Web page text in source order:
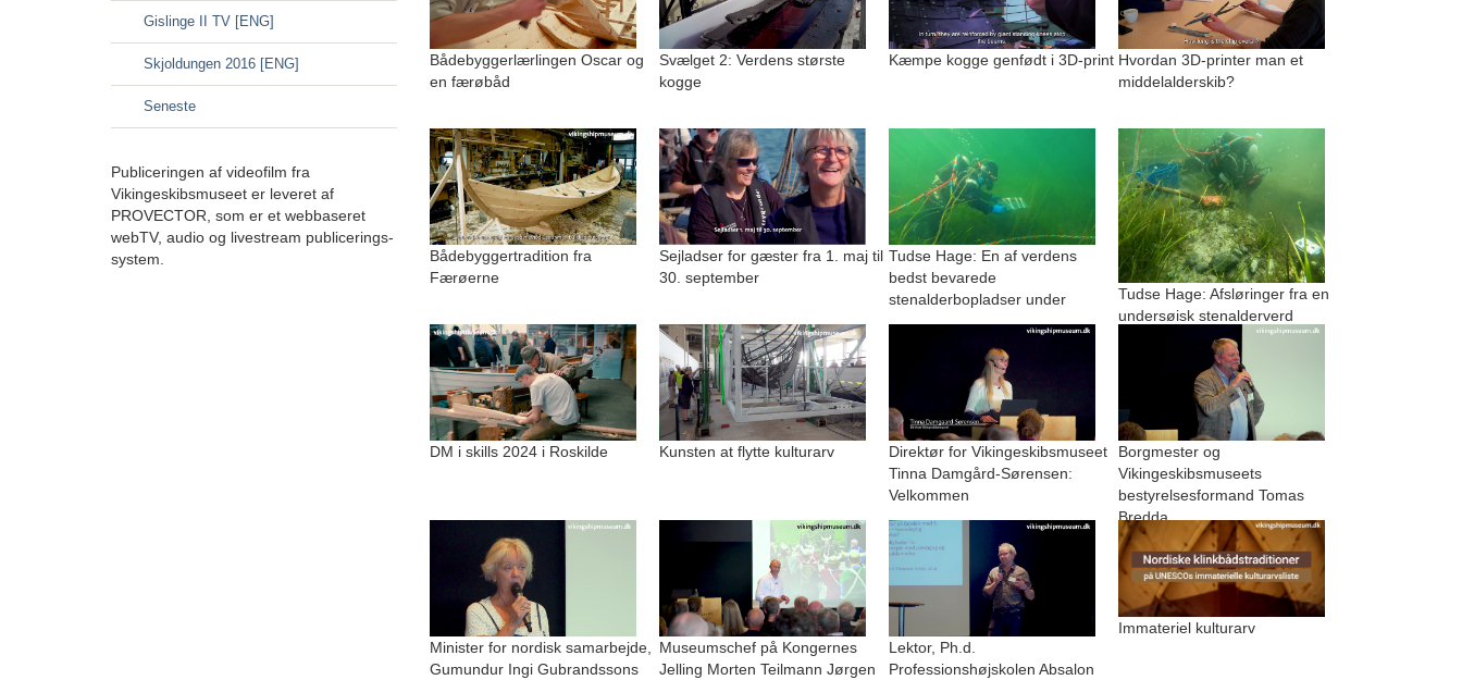
Gislinge II TV [ENG]
Skjoldungen 2016 [ENG]
Seneste
Publiceringen af videofilm fra
Vikingeskibsmuseet er leveret af
PROVECTOR, som er et webbaseret
webTV, audio og livestream publicerings-
system.
Bådebyggerlærlingen Oscar og
en færøbåd
Svælget 2: Verdens største
kogge
Kæmpe kogge genfødt i 3D-print Hvordan 3D-printer man et
middelalderskib?
Bådebyggertradition fra
Færøerne
Sejladser for gæster fra 1. maj til
30. september
Tudse Hage: En af verdens
bedst bevarede
stenalderbopladser under
Tudse Hage: Afsløringer fra en
undersøisk stenalderverd
DM i skills 2024 i Roskilde Kunsten at flytte kulturarv
Direktør for Vikingeskibsmuseet
Tinna Damgård-Sørensen:
Velkommen
Borgmester og
Vikingeskibsmuseets
bestyrelsesformand Tomas
Bredda
Minister for nordisk samarbejde,
Gumundur Ingi Gubrandssons
Museumschef på Kongernes
Jelling Morten Teilmann Jørgen
Lektor, Ph.d.
Professionshøjskolen Absalon
Immateriel kulturarv